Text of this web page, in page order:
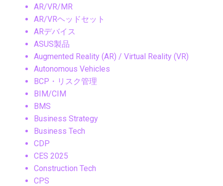
AR/VR/MR
AR/VRヘッドセット
ARデバイス
ASUS製品
Augmented Reality (AR) / Virtual Reality (VR)
Autonomous Vehicles
BCP・リスク管理
BIM/CIM
BMS
Business Strategy
Business Tech
CDP
CES 2025
Construction Tech
CPS